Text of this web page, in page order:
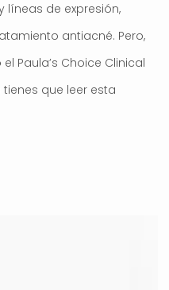
líneas de expresión,
antiacné. Pero,
Paula’s Choice Clinical
tienes que leer esta